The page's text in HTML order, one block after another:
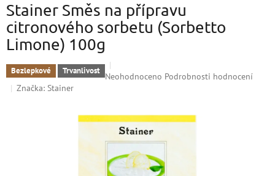
Stainer Směs na přípravu
citronového sorbetu (Sorbetto
Limone) 100g
Bezlepkové Trvanlivost Průměrné
0,0
5
hvězdiček.
Neohodnoceno Podrobnosti hodnocení
Značka: Stainer